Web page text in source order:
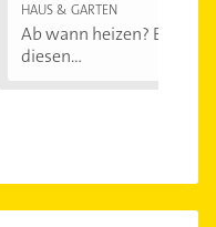
HAUS & GARTEN
Ab wann heizen? Bei
diesen